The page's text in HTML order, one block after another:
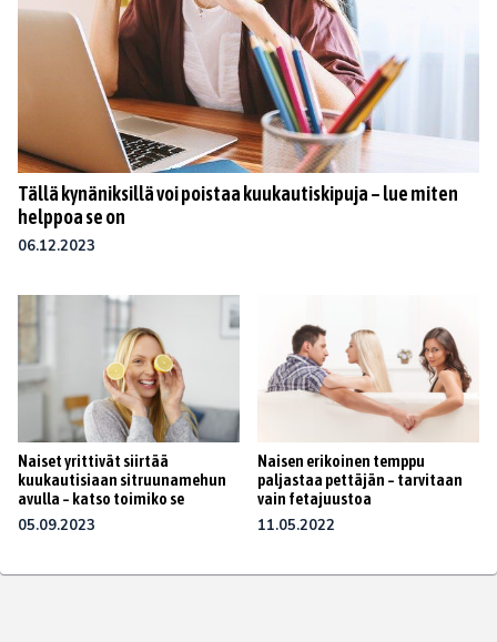
Tällä kynäniksillä voi poistaa kuukautiskipuja – lue miten
helppoa se on
06.12.2023
Naiset yrittivät siirtää
kuukautisiaan sitruunamehun
avulla – katso toimiko se
05.09.2023
Naisen erikoinen temppu
paljastaa pettäjän – tarvitaan
vain fetajuustoa
11.05.2022